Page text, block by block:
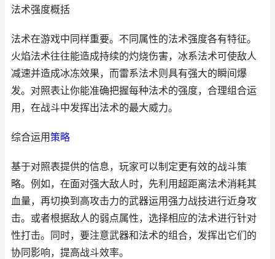
法术强度概括
法术在游戏中同样重要。不同属性的法术强度各有特征。
火焰法术往往能造成持续的灼烧伤害，冰系法术可使敌人
减速并造成冰冻效果，而雷系法术则具有强大的瞬间爆
发。对照表让你能准确把握每种法术的强度，合理组合运
用，在战斗中发挥出法术的最大威力。
综合运用策略
基于对照表提供的信息，玩家可以制定更有效的战斗策
略。例如，在面对强大敌人时，先利用超距离法术消耗其
血量，再切换到高攻击力的武器运用强力战技进行近身攻
击。或者根据敌人的弱点属性，选择相应的法术进行针对
性打击。同时，要注意武器和法术的组合，发挥出它们的
协同影响，提高战斗效率。